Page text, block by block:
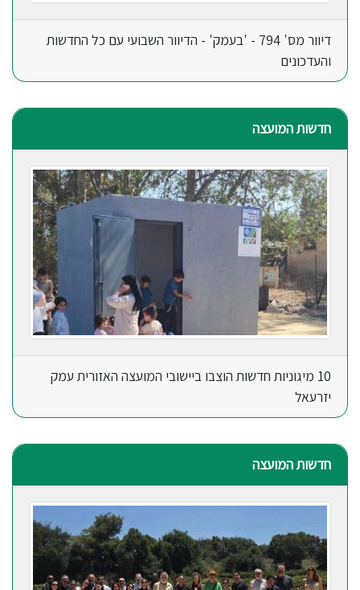
דיוור מס' 794 - 'בעמק' - הדיוור השבועי עם כל החדשות
והעדכונים
חדשות המועצה
10 מיגוניות חדשות הוצבו ביישובי המועצה האזורית עמק
יזרעאל
חדשות המועצה